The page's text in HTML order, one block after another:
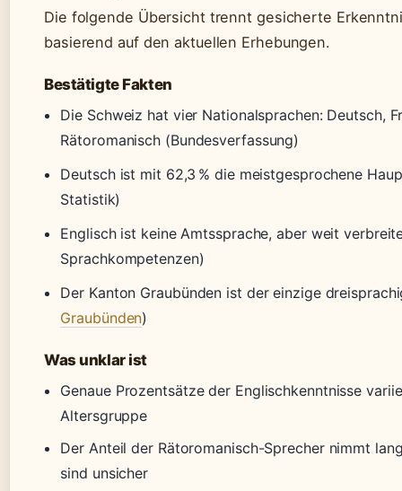
Die folgende Übersicht trennt gesicherte
basierend auf den aktuellen Erhebungen.
Bestätigte Fakten
Die Schweiz hat vier Nationalsprachen: Deutsch,
Rätoromanisch (Bundesverfassung)
Deutsch ist mit 62,3 % die meistgesprochene
Statistik)
Englisch ist keine Amtssprache, aber weit
Sprachkompetenzen)
Der Kanton Graubünden ist der einzige
Graubünden)
Was unklar ist
Genaue Prozentsätze der Englischkenntnisse
Altersgruppe
Der Anteil der Rätoromanisch-Sprecher nimmt
sind unsicher